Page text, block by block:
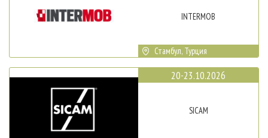
INTERMOB
Стамбул, Турция
20-23.10.2026
SICAM